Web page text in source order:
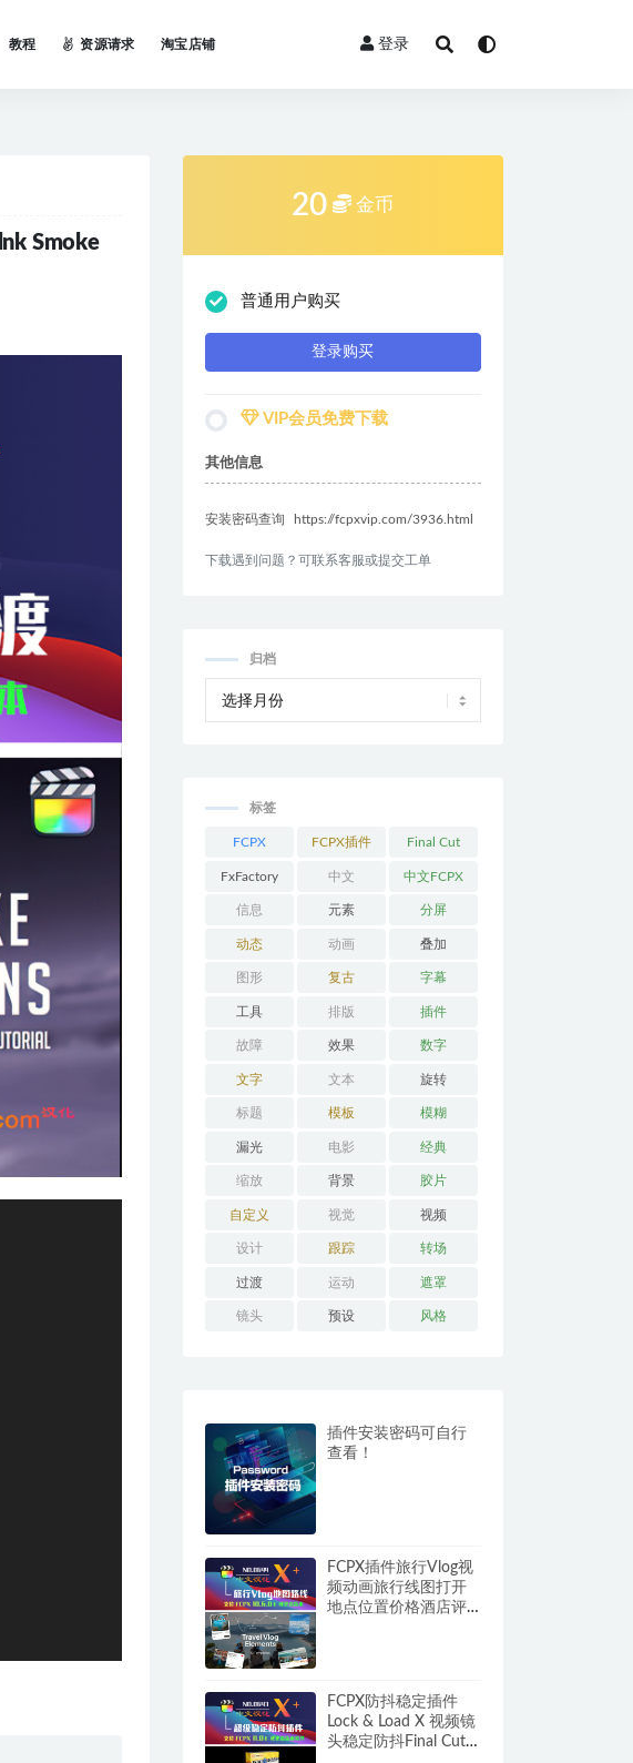
教程 资源请求 淘宝店铺 登录
Smoke
20 金币
普通用户购买
登录购买
VIP会员免费下载
其他信息
安装密码查询 https://fcpxvip.com/3936.html
下载遇到问题？可联系客服或提交工单
归档
标签
FCPX FCPX插件 Final Cut
Pro
FxFactory 中文 中文FCPX
插件
信息 元素 分屏
动态 动画 叠加
图形 复古 字幕
工具 排版 插件
故障 效果 数字
文字 文本 旋转
标题 模板 模糊
漏光 电影 经典
缩放 背景 胶片
自定义 视觉 视频
设计 跟踪 转场
过渡 运动 遮罩
镜头 预设 风格
插件安装密码可自行
查看！
FCPX插件旅行Vlog视
频动画旅行线图打开
地点位置价格酒店评
FCPX防抖稳定插件
Lock & Load X 视频镜
头稳定防抖Final Cut